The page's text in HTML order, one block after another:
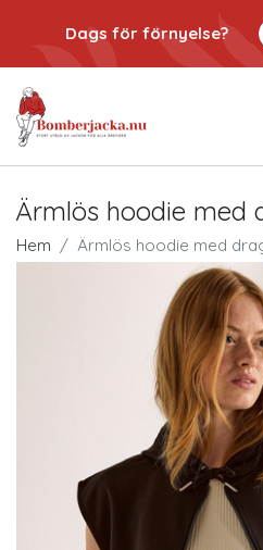
Dags för förnyelse?
Ärmlös hoodie med
Hem Ärmlös hoodie med